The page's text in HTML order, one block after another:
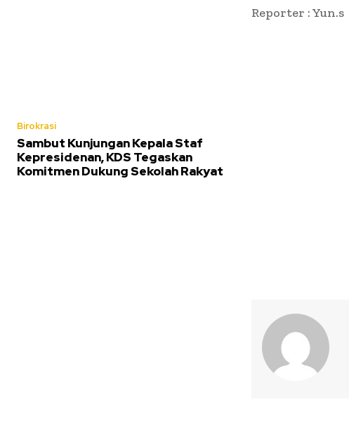
Birokrasi
Sambut Kunjungan Kepala Staf
Kepresidenan, KDS Tegaskan
Komitmen Dukung Sekolah Rakyat
Reporter : Yun.s